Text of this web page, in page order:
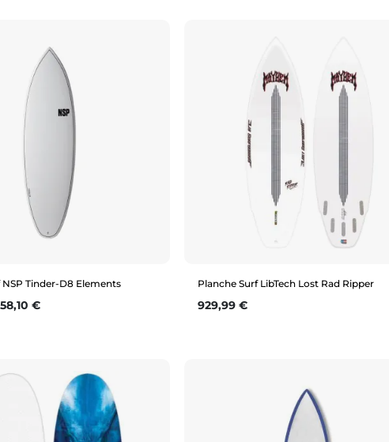
NSP Tinder-D8 Elements
€
Planche Surf LibTech Lost Rad Ripper
Prix
929,99 €